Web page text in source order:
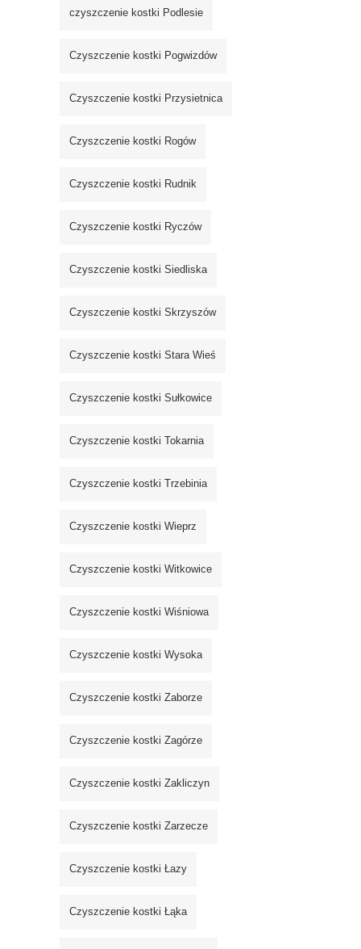
czyszczenie kostki Podlesie
Czyszczenie kostki Pogwizdów
Czyszczenie kostki Przysietnica
Czyszczenie kostki Rogów
Czyszczenie kostki Rudnik
Czyszczenie kostki Ryczów
Czyszczenie kostki Siedliska
Czyszczenie kostki Skrzyszów
Czyszczenie kostki Stara Wieś
Czyszczenie kostki Sułkowice
Czyszczenie kostki Tokarnia
Czyszczenie kostki Trzebinia
Czyszczenie kostki Wieprz
Czyszczenie kostki Witkowice
Czyszczenie kostki Wiśniowa
Czyszczenie kostki Wysoka
Czyszczenie kostki Zaborze
Czyszczenie kostki Zagórze
Czyszczenie kostki Zakliczyn
Czyszczenie kostki Zarzecze
Czyszczenie kostki Łazy
Czyszczenie kostki Łąka